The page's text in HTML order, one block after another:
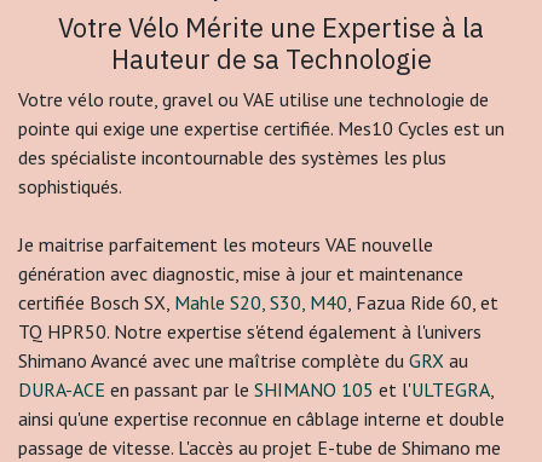
Votre Vélo Mérite une Expertise à la
Hauteur de sa Technologie
Votre vélo route, gravel ou VAE utilise une technologie de
pointe qui exige une expertise certifiée. Mes10 Cycles est un
des spécialiste incontournable des systèmes les plus
sophistiqués.
Je maitrise parfaitement les moteurs VAE nouvelle
génération avec diagnostic, mise à jour et maintenance
certifiée Bosch SX, Mahle S20, S30, M40, Fazua Ride 60, et
TQ HPR50. Notre expertise s'étend également à l'univers
Shimano Avancé avec une maîtrise complète du GRX au
DURA-ACE en passant par le SHIMANO 105 et l'ULTEGRA,
ainsi qu'une expertise reconnue en câblage interne et double
passage de vitesse. L'accès au projet E-tube de Shimano me